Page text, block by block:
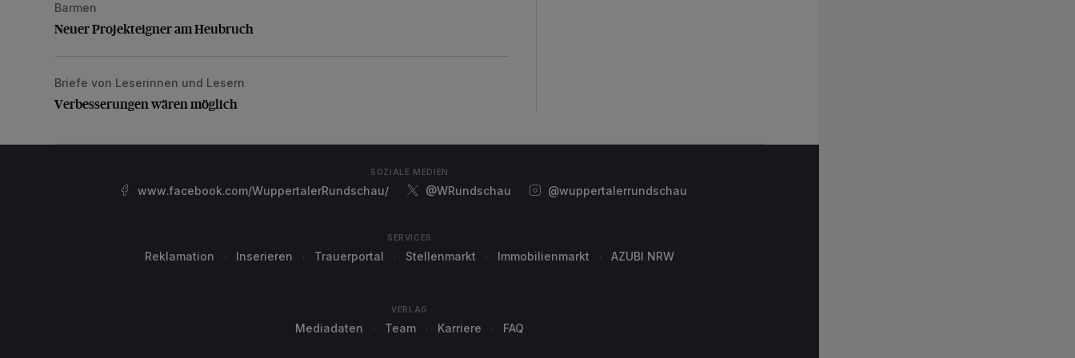
Neuer Projekteigner am Heubruch
Barmen
Neuer Projekteigner am Heubruch
Verbesserungen wären möglich
Briefe von Leserinnen und Lesern
Verbesserungen wären möglich
SOZIALE MEDIEN
www.facebook.com/WuppertalerRundschau/ @WRundschau @wuppertalerrundschau
SERVICES
Reklamation Inserieren Trauerportal Stellenmarkt Immobilienmarkt AZUBI NRW
VERLAG
Mediadaten Team Karriere FAQ